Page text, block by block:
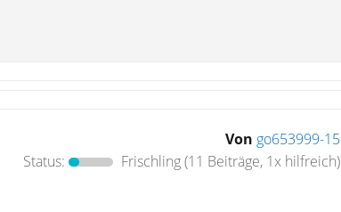
Von go653999-15
Status:
Frischling(11 Beiträge, 1x hilfreich)